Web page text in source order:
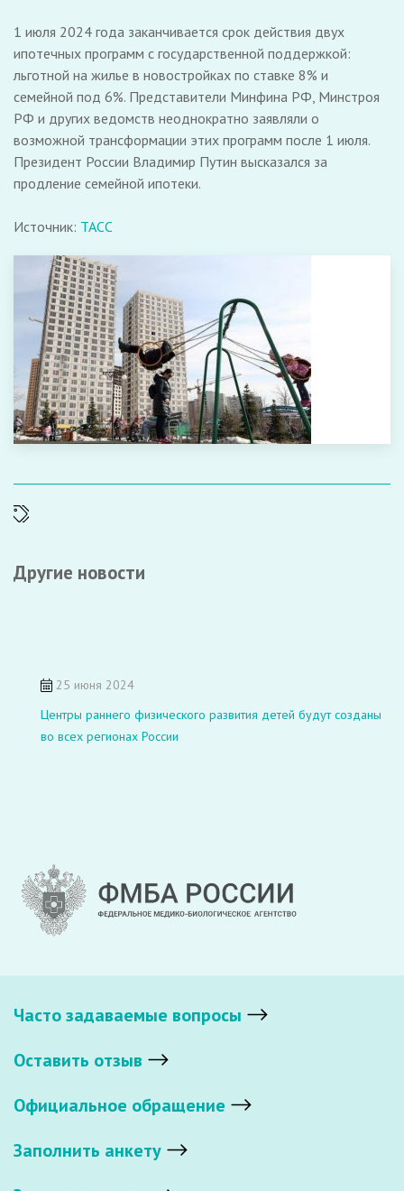
1 июля 2024 года заканчивается срок действия двух
ипотечных программ с государственной поддержкой:
льготной на жилье в новостройках по ставке 8% и
семейной под 6%. Представители Минфина РФ, Минстроя
РФ и других ведомств неоднократно заявляли о
возможной трансформации этих программ после 1 июля.
Президент России Владимир Путин высказался за
продление семейной ипотеки.
Источник: ТАСС
Другие новости
25 июня 2024
Центры раннего физического развития детей будут созданы
во всех регионах России
Часто задаваемые вопросы
Оставить отзыв
Официальное обращение
Заполнить анкету